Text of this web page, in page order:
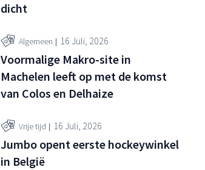
dicht
Algemeen 16 Juli, 2026
Voormalige Makro-site in
Machelen leeft op met de komst
van Colos en Delhaize
Vrije tijd 16 Juli, 2026
Jumbo opent eerste hockeywinkel
in België